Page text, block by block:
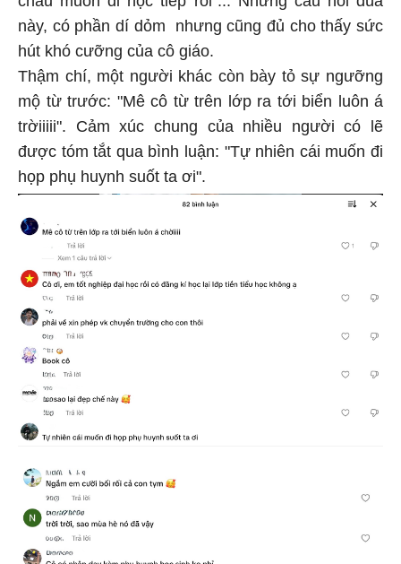
này, có phần dí dỏm nhưng cũng đủ cho thấy sức
hút khó cưỡng của cô giáo.
Thậm chí, một người khác còn bày tỏ sự ngưỡng
mộ từ trước: "Mê cô từ trên lớp ra tới biển luôn á
trờiiiii". Cảm xúc chung của nhiều người có lẽ
được tóm tắt qua bình luận: "Tự nhiên cái muốn đi
họp phụ huynh suốt ta ơi".